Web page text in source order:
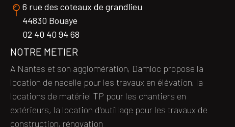
6 rue des coteaux de grandlieu
44830 Bouaye
02 40 40 94 68
NOTRE METIER
A Nantes et son agglomération, Damloc propose la
location de nacelle pour les travaux en élévation, la
locations de matériel TP pour les chantiers en
extérieurs, la location d'outillage pour les travaux de
construction, rénovation